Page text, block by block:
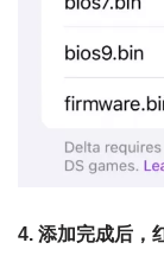
4. 添加完成后，